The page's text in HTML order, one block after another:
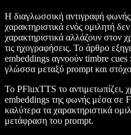
Η διαγλωσσική αντιγραφή φωνής
χαρακτηριστικά ενός ομιλητή
χαρακτηριστικά αλλάζουν στον
τις ηχογραφήσεις. Το άρθρο
embeddings αγνοούν timbre cues
γλώσσα μεταξύ prompt και
Το PFluxTTS το αντιμετωπίζει,
embeddings της φωνής μέσα σε
καλύτερα τα χαρακτηριστικά
μετάφραση του prompt.